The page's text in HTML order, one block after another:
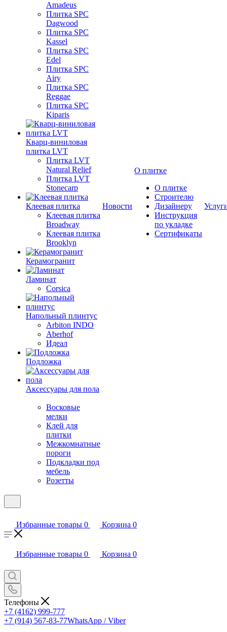
Amadeus
Плитка SPC
Dagwood
Плитка SPC
Kassel
Плитка SPC
Edel
Плитка SPC
Airy
Плитка SPC
Reggae
Плитка SPC
Kiparis
Кварц-виниловая
плитка LVT
Плитка LVT
Natural Relief
Плитка LVT
Stonecarp
Клеевая плитка
Клеевая плитка
Broadway
Клеевая плитка
Brooklyn
Керамогранит
Ламинат
Corsica
Напольный плинтус
Arbiton INDO
Aberhof
Идеал
Подложка
Аксессуары для пола
Восковые
мелки
Клей для
плитки
Межкомнатные
пороги
Подкладки под
мебель
Розетты
Новости
О плитке
О плитке
Строителю
Дизайнеру
Инструкция
по укладке
Сертификаты
Избранные товары 0 Корзина 0
Избранные товары 0 Корзина 0
Телефоны
+7 (4162) 999-777
+7 (914) 567-83-77WhatsApp / Viber